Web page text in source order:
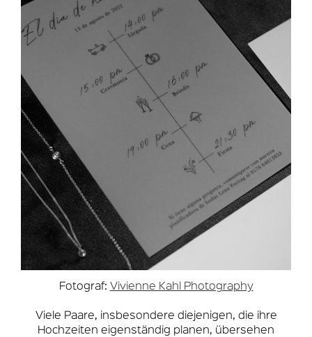
Fotograf: Vivienne Kahl Photography
Viele Paare, insbesondere diejenigen, die ihre
Hochzeiten eigenständig planen, übersehen